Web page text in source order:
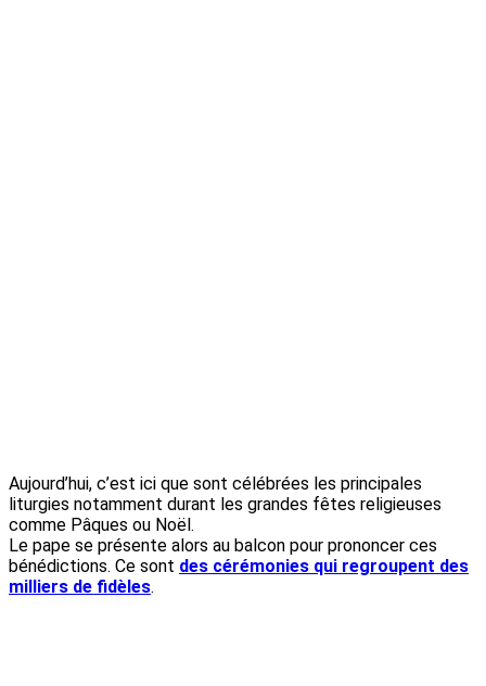
Aujourd’hui, c’est ici que sont célébrées les principales
liturgies notamment durant les grandes fêtes religieuses
comme Pâques ou Noël.
Le pape se présente alors au balcon pour prononcer ces
bénédictions. Ce sont des cérémonies qui regroupent des
milliers de fidèles.